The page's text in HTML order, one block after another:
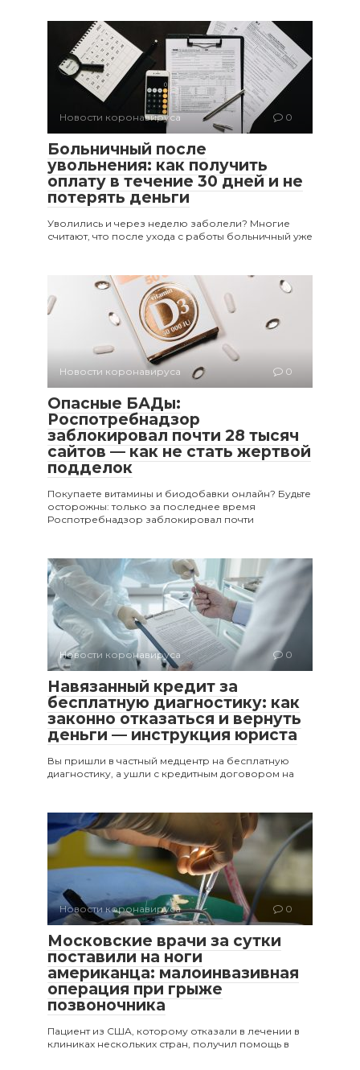
Новости коронавируса 0
Больничный после
увольнения: как получить
оплату в течение 30 дней и не
потерять деньги
Уволились и через неделю заболели? Многие
считают, что после ухода с работы больничный уже
Новости коронавируса 0
Опасные БАДы:
Роспотребнадзор
заблокировал почти 28 тысяч
сайтов — как не стать жертвой
подделок
Покупаете витамины и биодобавки онлайн? Будьте
осторожны: только за последнее время
Роспотребнадзор заблокировал почти
Новости коронавируса 0
Навязанный кредит за
бесплатную диагностику: как
законно отказаться и вернуть
деньги — инструкция юриста
Вы пришли в частный медцентр на бесплатную
диагностику, а ушли с кредитным договором на
Новости коронавируса 0
Московские врачи за сутки
поставили на ноги
американца: малоинвазивная
операция при грыже
позвоночника
Пациент из США, которому отказали в лечении в
клиниках нескольких стран, получил помощь в